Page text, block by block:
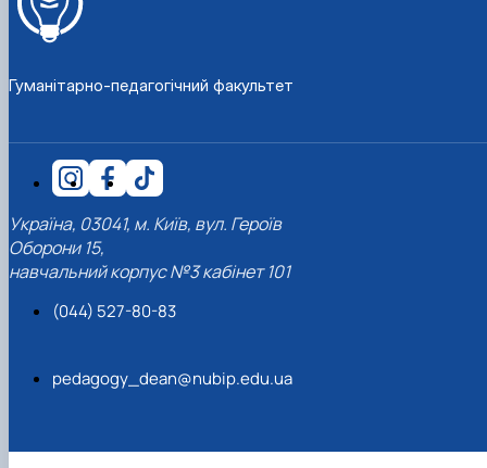
Гуманітарно-педагогічний факультет
Україна, 03041, м. Київ, вул. Героїв
Оборони 15,
навчальний корпус №3 кабінет 101
(044) 527-80-83
pedagogy_dean@nubip.edu.ua